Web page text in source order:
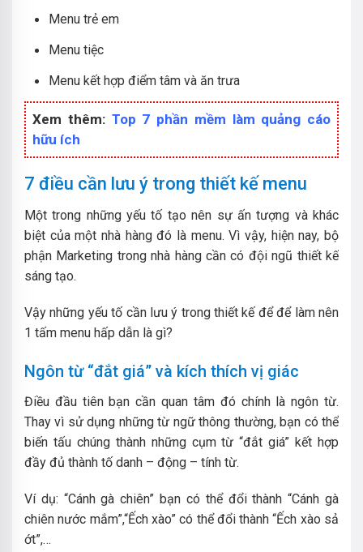
Menu trẻ em
Menu tiệc
Menu kết hợp điểm tâm và ăn trưa
Xem thêm: Top 7 phần mềm làm quảng cáo
hữu ích
7 điều cần lưu ý trong thiết kế menu
Một trong những yếu tố tạo nên sự ấn tượng và khác
biệt của một nhà hàng đó là menu. Vì vậy, hiện nay, bộ
phận Marketing trong nhà hàng cần có đội ngũ thiết kế
sáng tạo.
Vậy những yếu tố cần lưu ý trong thiết kế để để làm nên
1 tấm menu hấp dẫn là gì?
Ngôn từ “đắt giá” và kích thích vị giác
Điều đầu tiên bạn cần quan tâm đó chính là ngôn từ.
Thay vì sử dụng những từ ngữ thông thường, bạn có thể
biến tấu chúng thành những cụm từ “đắt giá” kết hợp
đầy đủ thành tố danh – động – tính từ.
Ví dụ: “Cánh gà chiên” bạn có thể đổi thành “Cánh gà
chiên nước mắm”,“Ếch xào” có thể đổi thành “Ếch xào sả
ớt”,…